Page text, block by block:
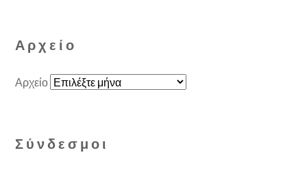
Αρχείο
Αρχείο
Σύνδεσμοι